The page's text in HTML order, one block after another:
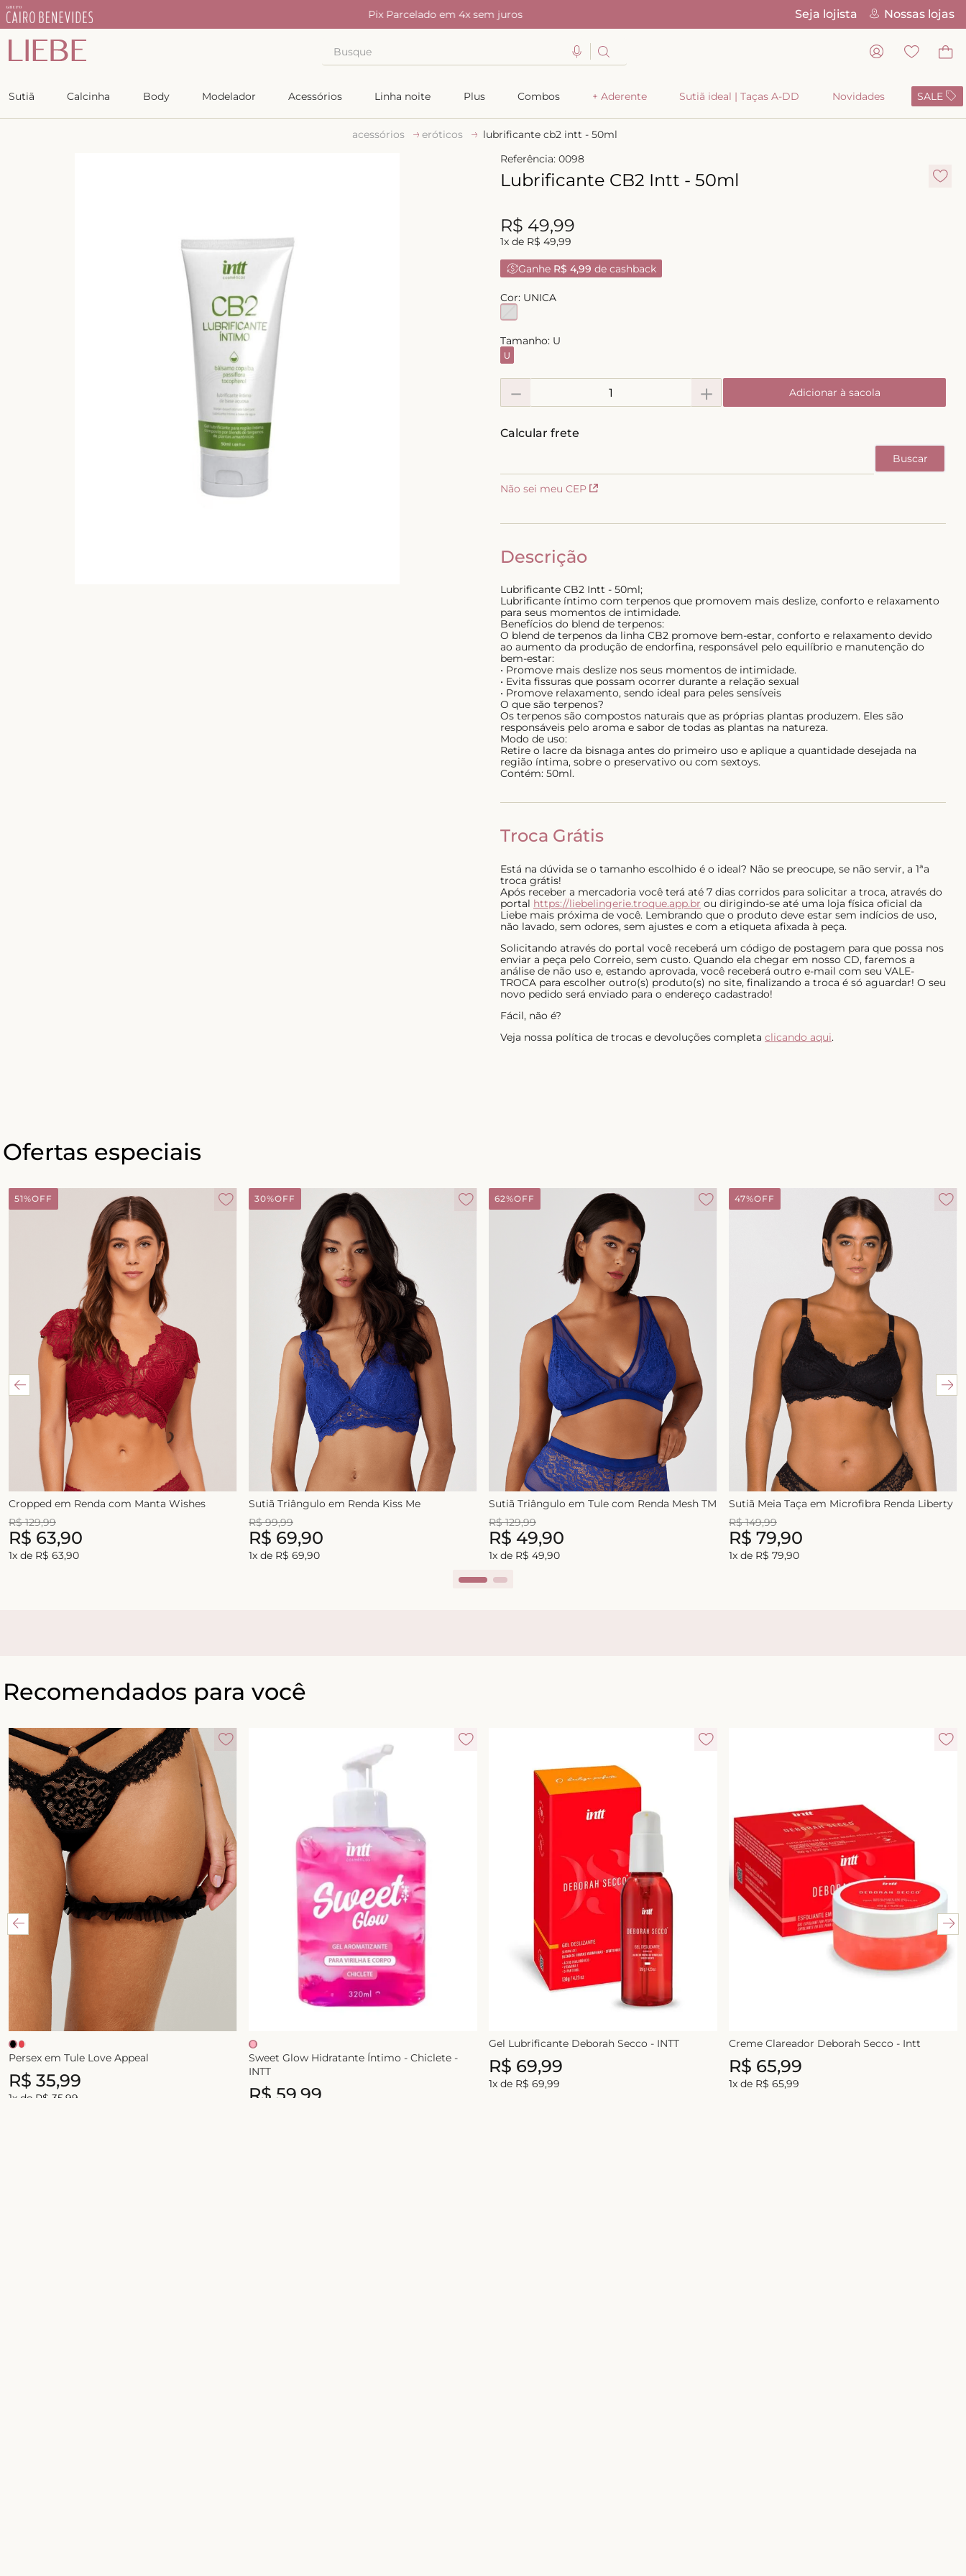
Copiar Pix Parcelado em 4x sem juros Seja lojista Nossas lojas
Sutiã Calcinha Body Modelador Acessórios Linha noite Plus Combos + Aderente Sutiã ideal | Taças A-DD Novidades SALE
acessórios eróticos
lubrificante cb2 intt - 50ml
Referência: 0098
Lubrificante CB2 Intt - 50ml
R$ 49,99
1x de R$ 49,99
Ganhe R$ 4,99 de cashback
Cor: UNICA
Tamanho: U
U
＋
－ Adicionar à sacola
Não sei meu CEP
Descrição
Lubrificante CB2 Intt - 50ml;
Lubrificante íntimo com terpenos que promovem mais deslize, conforto e relaxamento
para seus momentos de intimidade.
Benefícios do blend de terpenos:
O blend de terpenos da linha CB2 promove bem-estar, conforto e relaxamento devido
ao aumento da produção de endorfina, responsável pelo equilíbrio e manutenção do
bem-estar:
• Promove mais deslize nos seus momentos de intimidade.
• Evita fissuras que possam ocorrer durante a relação sexual
• Promove relaxamento, sendo ideal para peles sensíveis
O que são terpenos?
Os terpenos são compostos naturais que as próprias plantas produzem. Eles são
responsáveis pelo aroma e sabor de todas as plantas na natureza.
Modo de uso:
Retire o lacre da bisnaga antes do primeiro uso e aplique a quantidade desejada na
região íntima, sobre o preservativo ou com sextoys.
Contém: 50ml.
Troca Grátis
Está na dúvida se o tamanho escolhido é o ideal? Não se preocupe, se não servir, a 1ªa
troca grátis!
Após receber a mercadoria você terá até 7 dias corridos para solicitar a troca, através do
portal https://liebelingerie.troque.app.br ou dirigindo-se até uma loja física oficial da
Liebe mais próxima de você. Lembrando que o produto deve estar sem indícios de uso,
não lavado, sem odores, sem ajustes e com a etiqueta afixada à peça.
Solicitando através do portal você receberá um código de postagem para que possa nos
enviar a peça pelo Correio, sem custo. Quando ela chegar em nosso CD, faremos a
análise de não uso e, estando aprovada, você receberá outro e-mail com seu VALE-
TROCA para escolher outro(s) produto(s) no site, finalizando a troca é só aguardar! O seu
novo pedido será enviado para o endereço cadastrado!
Fácil, não é?
Veja nossa política de trocas e devoluções completa clicando aqui.
Ofertas especiais
51%OFF
Cropped em Renda com Manta Wishes
R$ 129,99
R$ 63,90
1x de R$ 63,90
30%OFF
Sutiã Triângulo em Renda Kiss Me
R$ 99,99
R$ 69,90
1x de R$ 69,90
62%OFF
Sutiã Triângulo em Tule com Renda Mesh TM
R$ 129,99
R$ 49,90
1x de R$ 49,90
47%OFF
Sutiã Meia Taça em Microfibra Renda Liberty
R$ 149,99
R$ 79,90
1x de R$ 79,90
Recomendados para você
Persex em Tule Love Appeal
R$ 35,99
1x de R$ 35 99
Sweet Glow Hidratante Íntimo - Chiclete -
INTT
R$ 59 99
Gel Lubrificante Deborah Secco - INTT
R$ 69,99
1x de R$ 69,99
Creme Clareador Deborah Secco - Intt
R$ 65,99
1x de R$ 65,99
TERMOS MAIS BUSCADOS
2º
camisola